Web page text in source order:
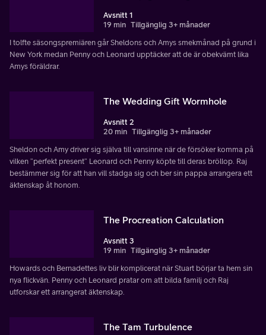
Avsnitt 1
19 min Tillgänglig 3+ månader
I tolfte säsongspremiären går Sheldons och Amys smekmånad på grund i
New York medan Penny och Leonard upptäcker att de är obekvämt lika
Amys föräldrar.
The Wedding Gift Wormhole
Avsnitt 2
20 min Tillgänglig 3+ månader
Sheldon och Amy driver sig själva till vansinne när de försöker komma på
vilken ”perfekt present” Leonard och Penny köpte till deras bröllop. Raj
bestämmer sig för att han vill stadga sig och ber sin pappa arrangera ett
äktenskap åt honom.
The Procreation Calculation
Avsnitt 3
19 min Tillgänglig 3+ månader
Howards och Bernadettes liv blir komplicerat när Stuart börjar ta hem sin
nya flickvän. Penny och Leonard pratar om att bilda familj och Raj
utforskar ett arrangerat äktenskap.
The Tam Turbulence